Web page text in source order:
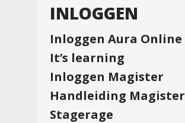
INLOGGEN
Inloggen Aura Online
It’s learning
Inloggen Magister
Handleiding Magister
Stagerage